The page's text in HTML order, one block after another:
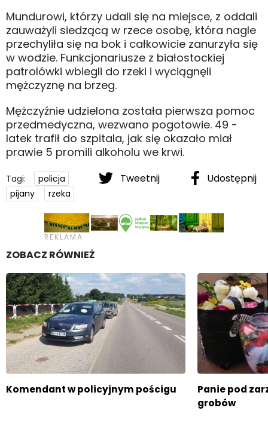
Mundurowi, którzy udali się na miejsce, z oddali
zauważyli siedzącą w rzece osobę, która nagle
przechyliła się na bok i całkowicie zanurzyła się
w wodzie. Funkcjonariusze z białostockiej
patrolówki wbiegli do rzeki i wyciągnęli
mężczyznę na brzeg.
Mężczyźnie udzielona została pierwsza pomoc
przedmedyczna, wezwano pogotowie. 49 -
latek trafił do szpitala, jak się okazało miał
prawie 5 promili alkoholu we krwi.
Tweetnij Udostępnij
Tagi:
policja
pijany
rzeka
ZOBACZ RÓWNIEŻ
Komendant w policyjnym pościgu
Panie pod
grobów